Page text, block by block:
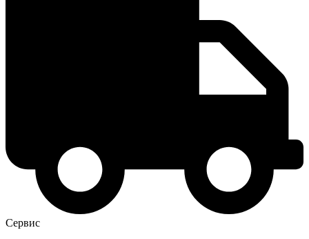
Сервис